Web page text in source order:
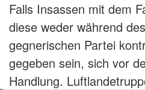
Falls Insassen mit dem
diese weder während
gegnerischen Partei
gegeben sein, sich vor
Handlung.